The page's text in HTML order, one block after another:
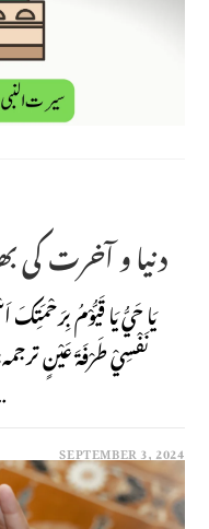
دنیا و آخرت کى
يَا حَيُّ يَا قَيُّوْمُ بِرَحْمَتِكَ
نَفْسِيْ طَرْفَةَ عَيْنٍ
اے
SEPTEMBER 3, 2024